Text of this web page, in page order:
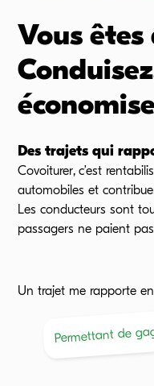
Vous
Des trajets qui
Covoiturer, c’est
automobiles et
Les conducteurs sont
passagers ne paient
Un trajet me rapporte
Permettant de